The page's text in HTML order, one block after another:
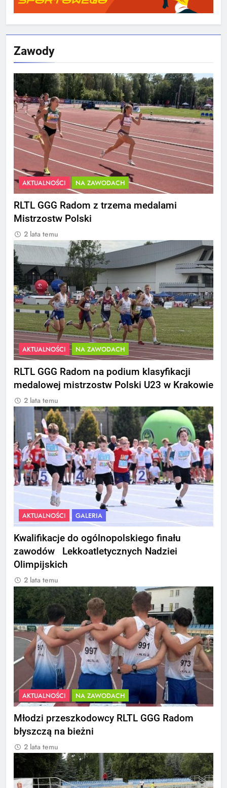
Zawody
AKTUALNOŚCI NA ZAWODACH
RLTL GGG Radom z trzema medalami
Mistrzostw Polski
2 lata temu
AKTUALNOŚCI NA ZAWODACH
RLTL GGG Radom na podium klasyfikacji
medalowej mistrzostw Polski U23 w Krakowie
2 lata temu
AKTUALNOŚCI GALERIA
Kwalifikacje do ogólnopolskiego finału
zawodów Lekkoatletycznych Nadziei
Olimpijskich
2 lata temu
AKTUALNOŚCI NA ZAWODACH
Młodzi przeszkodowcy RLTL GGG Radom
błyszczą na bieżni
2 lata temu